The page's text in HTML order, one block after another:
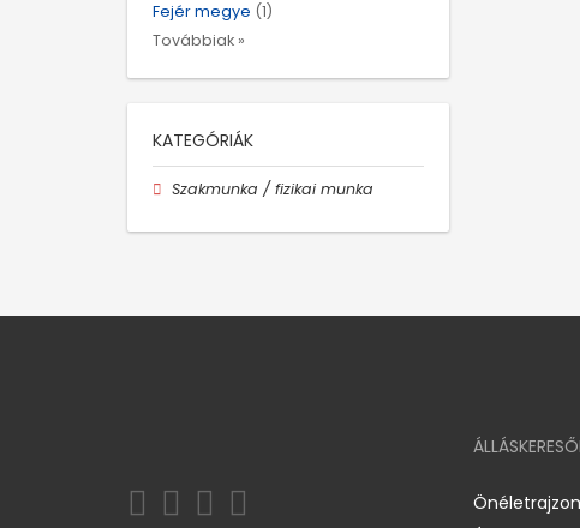
Fejér megye (1)
Továbbiak »
KATEGÓRIÁK
Szakmunka / fizikai munka